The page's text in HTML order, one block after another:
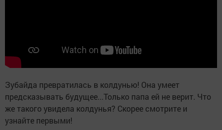
Зубайда превратилась в колдунью! Она умеет
предсказывать будущее...Только папа ей не верит. Что
же такого увидела колдунья? Скорее смотрите и
узнайте первыми!